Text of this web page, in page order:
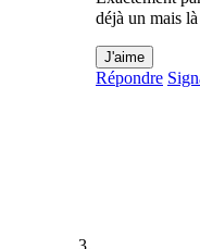
déjà un mais
J'aime
Répondre